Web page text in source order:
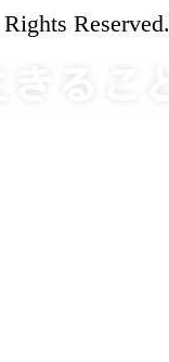
Reserved.